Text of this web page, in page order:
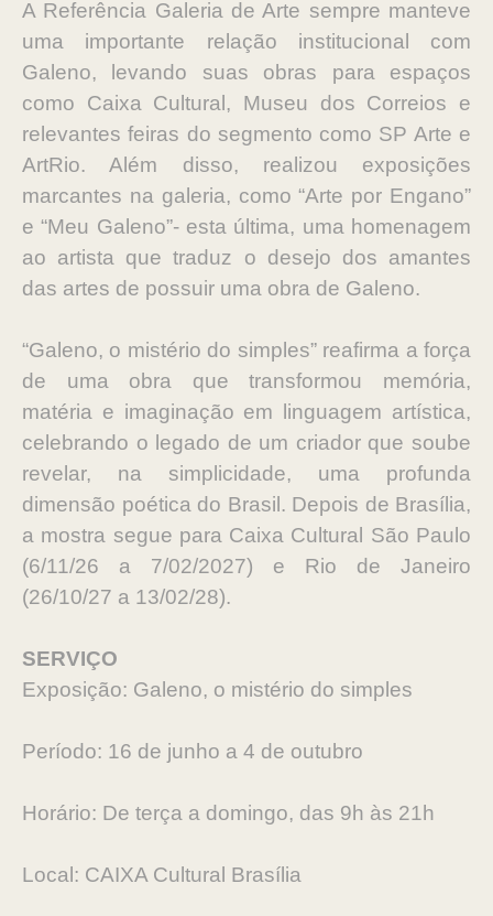
A Referência Galeria de Arte sempre manteve
uma importante relação institucional com
Galeno, levando suas obras para espaços
como Caixa Cultural, Museu dos Correios e
relevantes feiras do segmento como SP Arte e
ArtRio. Além disso, realizou exposições
marcantes na galeria, como “Arte por Engano”
e “Meu Galeno”- esta última, uma homenagem
ao artista que traduz o desejo dos amantes
das artes de possuir uma obra de Galeno.
“Galeno, o mistério do simples” reafirma a força
de uma obra que transformou memória,
matéria e imaginação em linguagem artística,
celebrando o legado de um criador que soube
revelar, na simplicidade, uma profunda
dimensão poética do Brasil. Depois de Brasília,
a mostra segue para Caixa Cultural São Paulo
(6/11/26 a 7/02/2027) e Rio de Janeiro
(26/10/27 a 13/02/28).
SERVIÇO
Exposição: Galeno, o mistério do simples
Período: 16 de junho a 4 de outubro
Horário: De terça a domingo, das 9h às 21h
Local: CAIXA Cultural Brasília